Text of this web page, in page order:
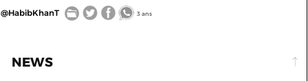
@HabibKhanT 3 ans
NEWS